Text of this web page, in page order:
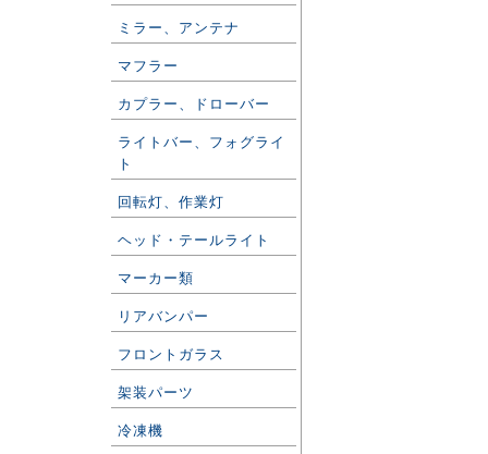
ミラー、アンテナ
マフラー
カプラー、ドローバー
ライトバー、フォグライ
ト
回転灯、作業灯
ヘッド・テールライト
マーカー類
リアバンパー
フロントガラス
架装パーツ
冷凍機